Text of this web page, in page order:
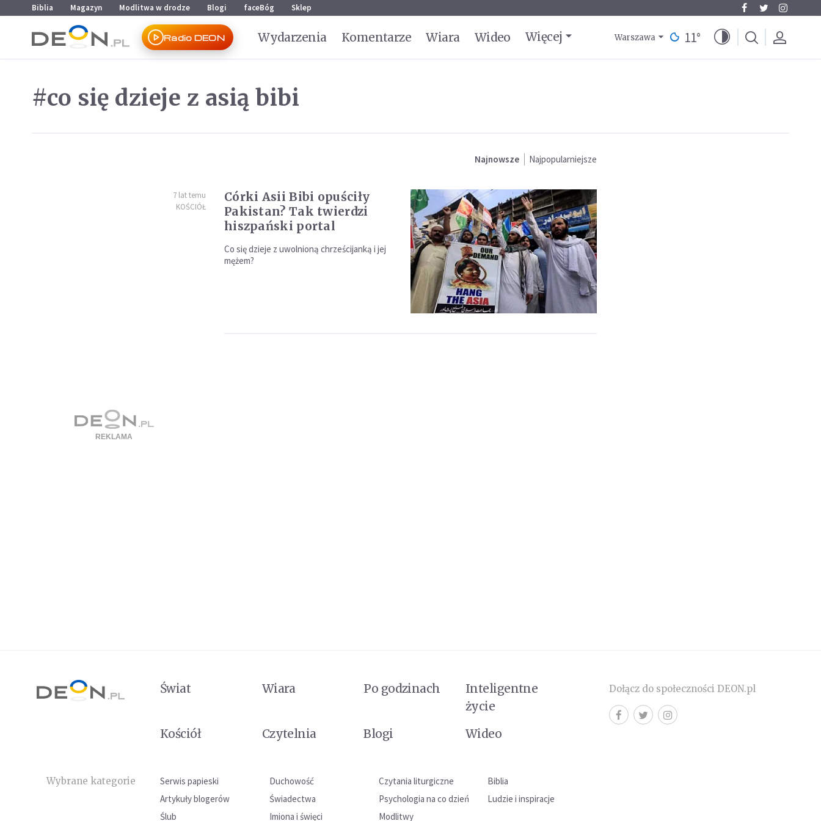
Przejdź do menu głównego
Przejdź do treści
Biblia Magazyn Modlitwa w drodze Blogi faceBóg Sklep
Radio DEON Wydarzenia Komentarze Wiara Wideo Więcej Warszawa 11°
#co się dzieje z asią bibi
Najnowsze Najpopularniejsze
7 lat temu
KOŚCIÓŁ
Córki Asii Bibi opuściły
Pakistan? Tak twierdzi
hiszpański portal
Co się dzieje z uwolnioną chrześcijanką i jej
mężem?
Świat Wiara Po godzinach
Inteligentne
życie
Kościół
Czytelnia Blogi Wideo
Wybrane kategorie Serwis papieski Duchowość Czytania liturgiczne
Biblia
Artykuły blogerów
Świadectwa Psychologia na co dzień
Ludzie i inspiracje
Ślub
Imiona i święci Modlitwy
Dołącz do społeczności DEON.pl